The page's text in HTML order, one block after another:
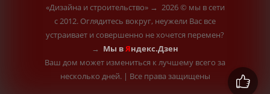
«Дизайна и строительство»→ 2026© мы в сети
с 2012. Оглядитесь вокруг, неужели Вас все
устраивает и совершенно не хочется перемен?
→ Мы вЯндекс.Дзен
Ваш дом может измениться к лучшему всего за
несколько дней.| Все права защищены